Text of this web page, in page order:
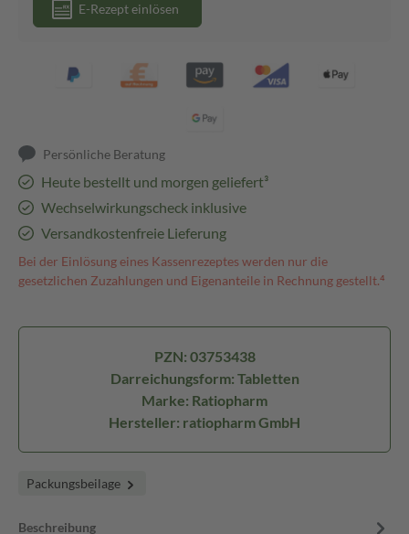
E-Rezept einlösen
Persönliche Beratung
Heute bestellt und morgen geliefert³
Wechselwirkungscheck inklusive
Versandkostenfreie Lieferung
Bei der Einlösung eines Kassenrezeptes werden nur die
gesetzlichen Zuzahlungen und Eigenanteile in Rechnung gestellt.⁴
PZN: 03753438
Darreichungsform: Tabletten
Marke: Ratiopharm
Hersteller: ratiopharm GmbH
Packungsbeilage
Beschreibung